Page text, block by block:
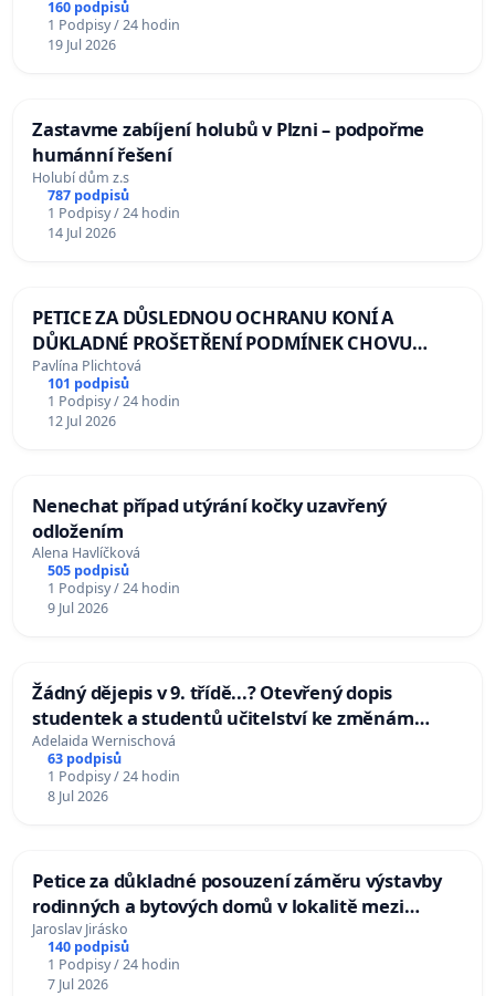
160 podpisů
1 Podpisy / 24 hodin
19 Jul 2026
Zastavme zabíjení holubů v Plzni – podpořme
humánní řešení
Holubí dům z.s
787 podpisů
1 Podpisy / 24 hodin
14 Jul 2026
PETICE ZA DŮSLEDNOU OCHRANU KONÍ A
DŮKLADNÉ PROŠETŘENÍ PODMÍNEK CHOVU
LUDVÍKA HESSE
Pavlína Plichtová
101 podpisů
1 Podpisy / 24 hodin
12 Jul 2026
Nenechat případ utýrání kočky uzavřený
odložením
Alena Havlíčková
505 podpisů
1 Podpisy / 24 hodin
9 Jul 2026
Žádný dějepis v 9. třídě...? Otevřený dopis
studentek a studentů učitelství ke změnám
hodinové dotace dějepisu na ZŠ
Adelaida Wernischová
63 podpisů
1 Podpisy / 24 hodin
8 Jul 2026
Petice za důkladné posouzení záměru výstavby
rodinných a bytových domů v lokalitě mezi
Nerudovou alejí a Bažantnicí a dále u rybníku
Pardoubek v Lázních Bělohradě
Jaroslav Jirásko
140 podpisů
1 Podpisy / 24 hodin
7 Jul 2026